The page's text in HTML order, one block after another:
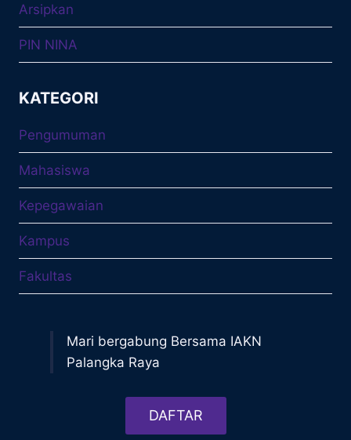
Arsipkan
PIN NINA
KATEGORI
Pengumuman
Mahasiswa
Kepegawaian
Kampus
Fakultas
Mari bergabung Bersama IAKN
Palangka Raya
DAFTAR